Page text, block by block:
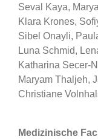
Seval Kaya,
Klara Krones,
Sibel Onayli,
Luna Schmid,
Katharina Secer-
Maryam Thaljeh,
Christiane
Medizinische